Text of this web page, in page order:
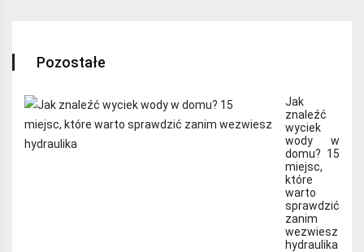
Pozostałe
Jak
znaleźć
wyciek
wody w
domu? 15
miejsc,
które
warto
sprawdzić
zanim
wezwiesz
hydraulika